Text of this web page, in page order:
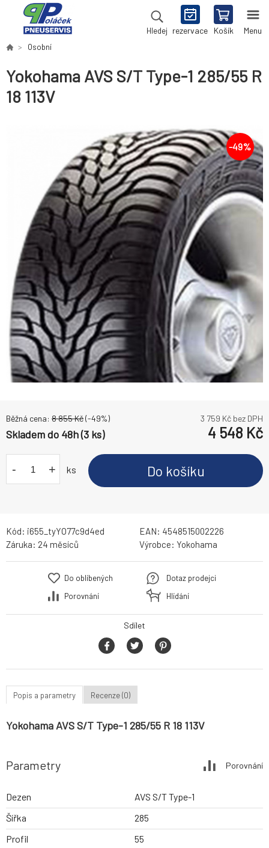
Hledej rezervace Košík Menu
Osobní
Yokohama AVS S/T Type-1 285/55 R
18 113V
-49%
Běžná cena: 8 855Kč(-49%) 3 759 Kč bez DPH
Skladem do 48h (3 ks) 4 548 Kč
- + ks Do košíku
Kód: i655_tyYO77c9d4ed EAN: 4548515002226
Záruka: 24 měsíců Výrobce: Yokohama
Do oblíbených
Porovnání
Dotaz prodejci
Hlídání
Sdílet
Popis a parametry Recenze (0)
Yokohama AVS S/T Type-1 285/55 R 18 113V
Parametry Porovnání
Dezen
AVS S/T Type-1
Šířka
285
Profil
55